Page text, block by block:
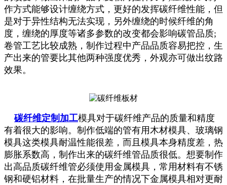
作方式能够设计缠绕方式，更好的发挥碳纤维性能，但
是对于异性结构无法实现，另外缠绕的时候纤维的角
度，缠绕的厚度等诸多参数的改变都会影响碳管品质;
卷管工艺比较成熟，制作过程中产品品质容易把控，生
产出来的管要比其他两种强度优秀，外观亦可做出纹路
效果。
碳纤维定制加工模具对于碳纤维产品的质量和精度
有着很大的影响。制作低端的管有用木材模具、玻璃钢
模具这类模具耐温性能很差，而且模具本身精度差，热
膨胀系数高，制作出来的碳纤维管品质很低。想要制作
出高品质碳纤维管必须使用金属模具，常用材料有不锈
钢和硬铝材料，在批量生产的情况下金属模具相对更耐